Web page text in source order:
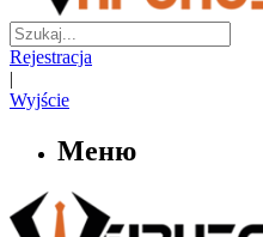
Rejestracja
|
Wyjście
Меню